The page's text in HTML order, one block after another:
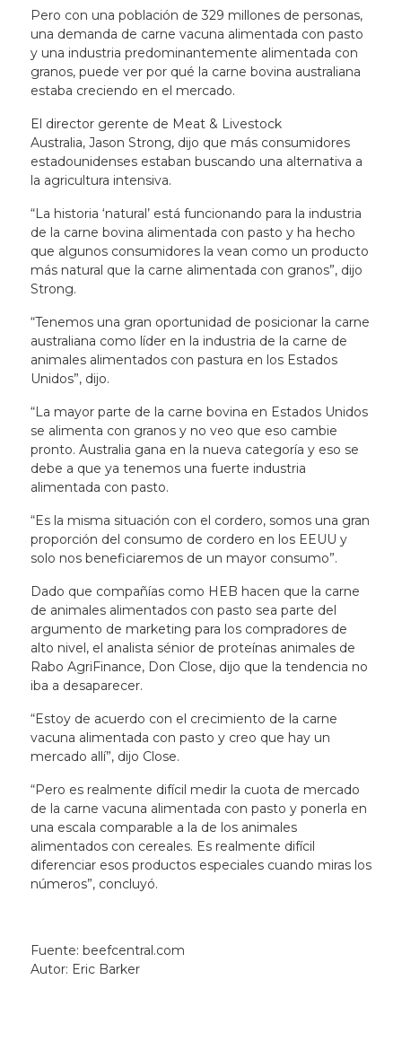
Pero con una población de 329 millones de personas,
una demanda de carne vacuna alimentada con pasto
y una industria predominantemente alimentada con
granos, puede ver por qué la carne bovina australiana
estaba creciendo en el mercado.
El director gerente de Meat & Livestock
Australia, Jason Strong, dijo que más consumidores
estadounidenses estaban buscando una alternativa a
la agricultura intensiva.
“La historia ‘natural’ está funcionando para la industria
de la carne bovina alimentada con pasto y ha hecho
que algunos consumidores la vean como un producto
más natural que la carne alimentada con granos”, dijo
Strong.
“Tenemos una gran oportunidad de posicionar la carne
australiana como líder en la industria de la carne de
animales alimentados con pastura en los Estados
Unidos”, dijo.
“La mayor parte de la carne bovina en Estados Unidos
se alimenta con granos y no veo que eso cambie
pronto. Australia gana en la nueva categoría y eso se
debe a que ya tenemos una fuerte industria
alimentada con pasto.
“Es la misma situación con el cordero, somos una gran
proporción del consumo de cordero en los EEUU y
solo nos beneficiaremos de un mayor consumo”.
Dado que compañías como HEB hacen que la carne
de animales alimentados con pasto sea parte del
argumento de marketing para los compradores de
alto nivel, el analista sénior de proteínas animales de
Rabo AgriFinance, Don Close, dijo que la tendencia no
iba a desaparecer.
“Estoy de acuerdo con el crecimiento de la carne
vacuna alimentada con pasto y creo que hay un
mercado allí”, dijo Close.
“Pero es realmente difícil medir la cuota de mercado
de la carne vacuna alimentada con pasto y ponerla en
una escala comparable a la de los animales
alimentados con cereales. Es realmente difícil
diferenciar esos productos especiales cuando miras los
números”, concluyó.
Fuente: beefcentral.com
Autor: Eric Barker